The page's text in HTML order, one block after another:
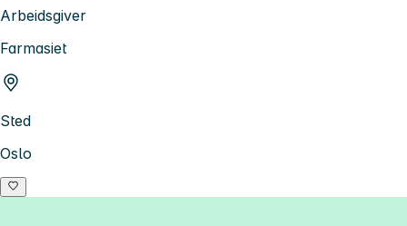
Arbeidsgiver
Farmasiet
Sted
Oslo